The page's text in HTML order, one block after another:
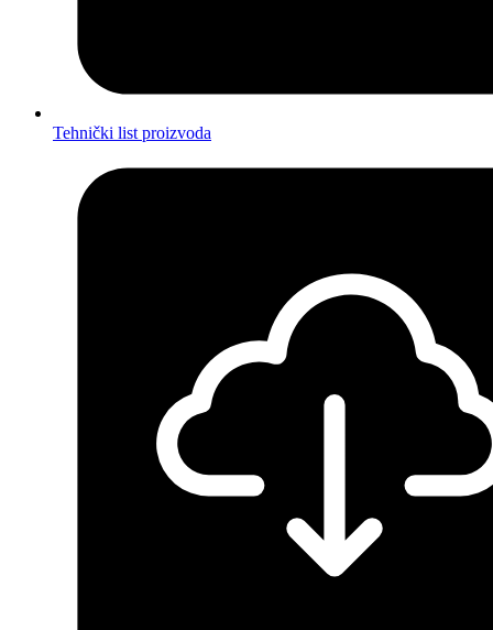
Tehnički list proizvoda